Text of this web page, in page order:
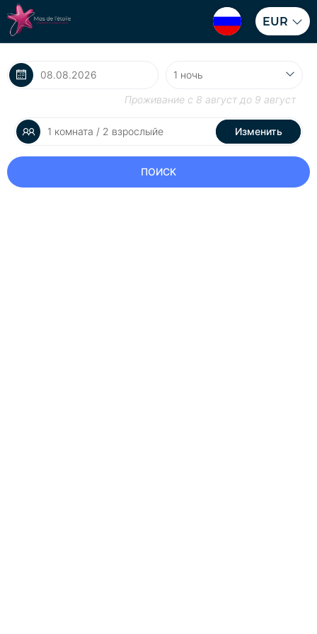
EUR
Проживание с 8 август до 9 август
1 комната / 2 взрослыйе Изменить